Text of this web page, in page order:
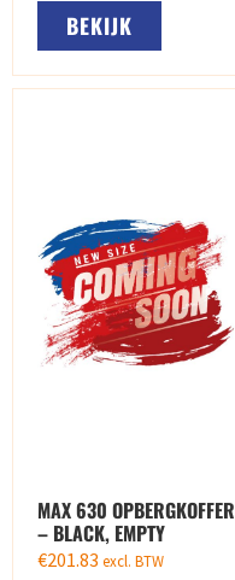
BEKIJK
MAX 630 OPBERGKOFFER
– BLACK, EMPTY
€201.83 excl. BTW